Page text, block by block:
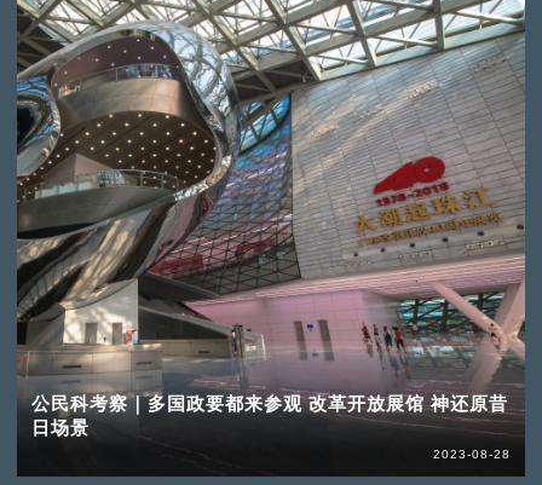
公民科考察｜多国政要都来参观 改革开放展馆 神还原昔
日场景
2023-08-28